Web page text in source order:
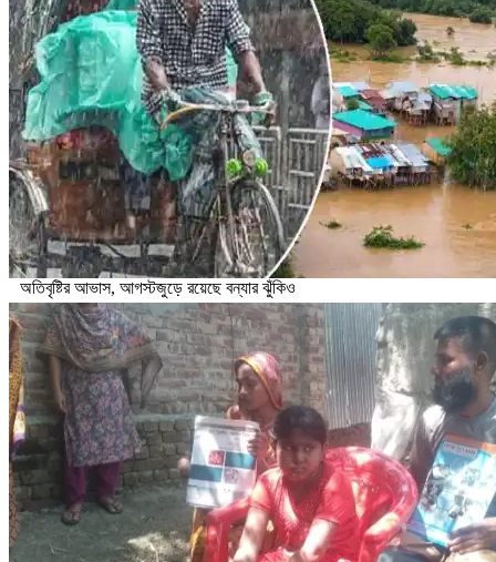
অতিবৃষ্টির আভাস, আগস্টজুড়ে রয়েছে বন্যার ঝুঁকিও